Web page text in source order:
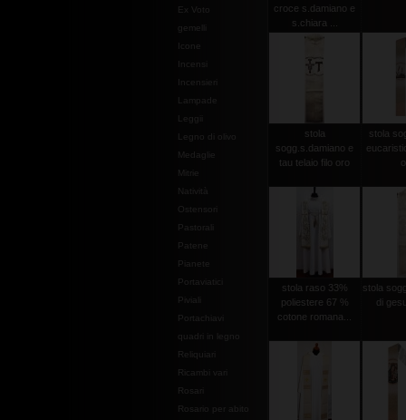
Ex Voto
gemelli
Leggii
Legno di olivo
Medaglie
Mitrie
Natività
Ostensori
Pastorali
Patene
Pianete
Portaviatici
Piviali
Portachiavi
quadri in legno
Reliquiari
Ricambi vari
Rosari
Rosario per abito
croce s.damiano e
s.chiara ...
stola
sogg.s.damiano e
tau telaio filo oro
stola
stola raso 33%
poliestere 67 %
cotone romana...
stola
di